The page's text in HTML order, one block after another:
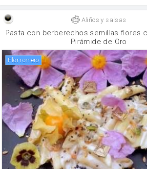
Aliños y salsas
Pasta con berberechos semillas flores
Pirámide de Oro
flor romero